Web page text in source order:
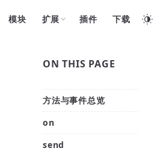
模块 扩展 插件 下载
ON THIS PAGE
方法与事件总览
on
send